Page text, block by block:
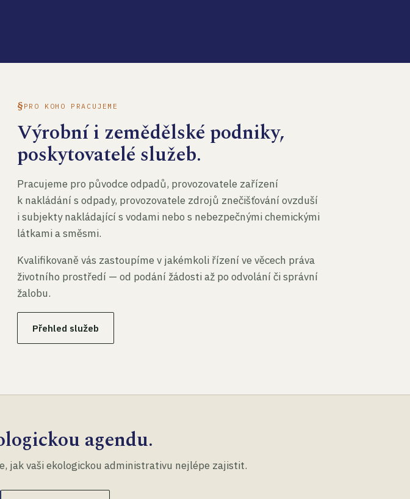
PRO KOHO PRACUJEME
Výrobní i zemědělské podniky,
poskytovatelé služeb.
Pracujeme pro původce odpadů, provozovatele zařízení
k nakládání s odpady, provozovatele zdrojů znečišťování ovzduší
i subjekty nakládající s vodami nebo s nebezpečnými chemickými
látkami a směsmi.
Kvalifikovaně vás zastoupíme v jakémkoli řízení ve věcech práva
životního prostředí — od podání žádosti až po odvolání či správní
žalobu.
Přehled služeb
agendu.
jak vaši ekologickou administrativu nejlépe zajistit.